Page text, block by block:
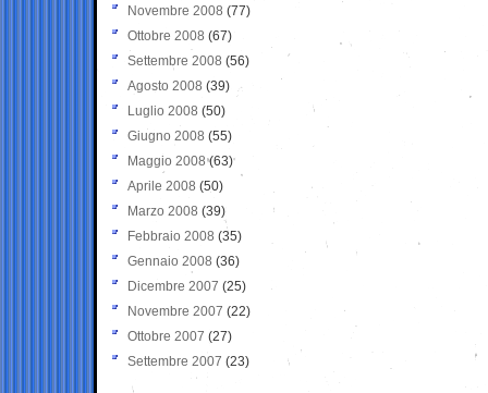
Novembre 2008 (77)
Ottobre 2008 (67)
Settembre 2008 (56)
Agosto 2008 (39)
Luglio 2008 (50)
Giugno 2008 (55)
Maggio 2008(63)
Aprile 2008 (50)
Marzo 2008 (39)
Febbraio 2008 (35)
Gennaio 2008 (36)
Dicembre 2007 (25)
Novembre 2007 (22)
Ottobre 2007 (27)
Settembre 2007 (23)